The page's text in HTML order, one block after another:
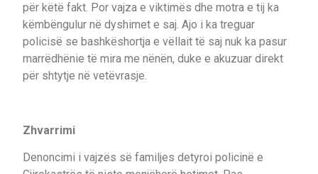
për këtë fakt. Por vajza e viktimës dhe motra e tij ka
këmbëngulur në dyshimet e saj. Ajo i ka treguar
policisë se bashkëshortja e vëllait të saj nuk ka pasur
marrëdhënie të mira me nënën, duke e akuzuar direkt
për shtytje në vetëvrasje.
Zhvarrimi
Denoncimi i vajzës së familjes detyroi policinë e